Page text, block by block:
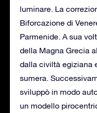
luminare. La
Biforcazione di
Parmenide. A sua
della Magna Grecia
dalla civiltà egiziana
sumera.
sviluppò in modo
un modello